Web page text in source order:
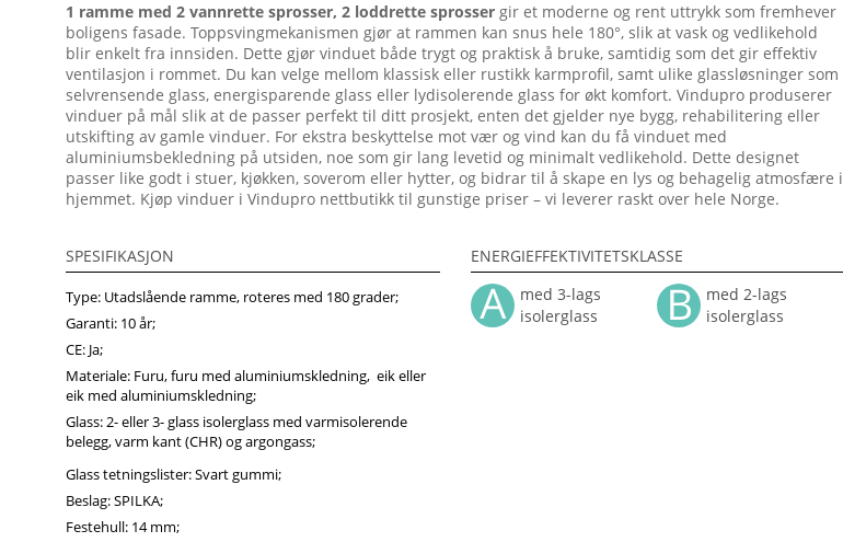
1 ramme med 2 vannrette sprosser, 2 loddrette sprosser gir et moderne og rent uttrykk som fremhever
boligens fasade. Topp­sving­mekanismen gjør at rammen kan snus hele 180°, slik at vask og vedlikehold
blir enkelt fra innsiden. Dette gjør vinduet både trygt og praktisk å bruke, samtidig som det gir effektiv
ventilasjon i rommet. Du kan velge mellom klassisk eller rustikk karmprofil, samt ulike glassløsninger som
selvrensende glass, energisparende glass eller lydisolerende glass for økt komfort. Vindupro produserer
vinduer på mål slik at de passer perfekt til ditt prosjekt, enten det gjelder nye bygg, rehabilitering eller
utskifting av gamle vinduer. For ekstra beskyttelse mot vær og vind kan du få vinduet med
aluminiumsbekledning på utsiden, noe som gir lang levetid og minimalt vedlikehold. Dette designet
passer like godt i stuer, kjøkken, soverom eller hytter, og bidrar til å skape en lys og behagelig atmosfære i
hjemmet. Kjøp vinduer i Vindupro nettbutikk til gunstige priser – vi leverer raskt over hele Norge.
SPESIFIKASJON
Type: Utadslående ramme, roteres med 180 grader;
Garanti: 10 år;
CE: Ja;
Materiale: Furu, furu med aluminiumskledning, eik eller
eik med aluminiumskledning;
Glass: 2- eller 3- glass isolerglass med varmisolerende
belegg, varm kant (CHR) og argongass;
Glass tetningslister: Svart gummi;
Beslag: SPILKA;
Festehull: 14 mm;
ENERGIEFFEKTIVITETSKLASSE
med 3-lags
isolerglass
med 2-lags
isolerglass